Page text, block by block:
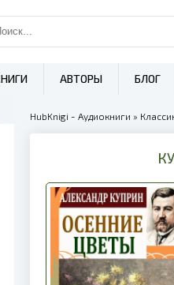
АВТОРЫ БЛОГ
HubKnigi - Аудиокниги »